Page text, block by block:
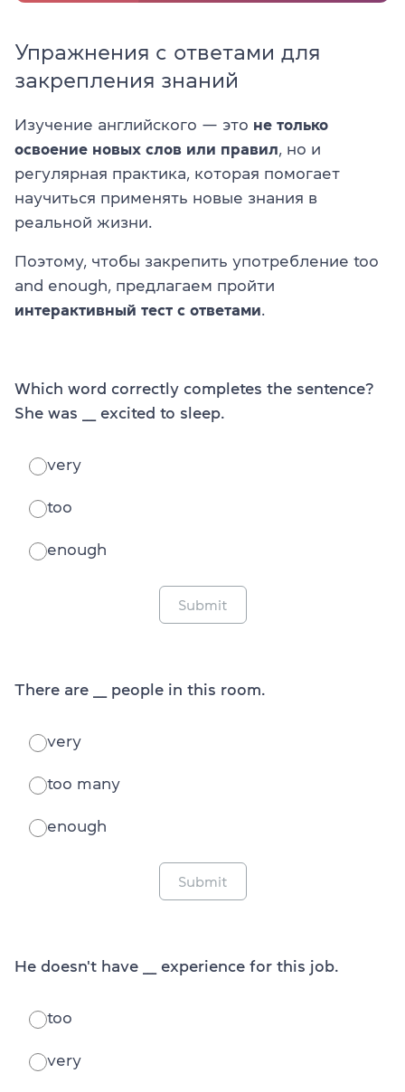
Упражнения с ответами для
закрепления знаний
Изучение английского — это не только
освоение новых слов или правил , но и
регулярная практика, которая помогает
научиться применять новые знания в
реальной жизни.
Поэтому, чтобы закрепить употребление too
and enough, предлагаем пройти
интерактивный тест с ответами
Which word correctly completes the sentence?
She was ___ excited to sleep.
very
too
enough
Submit
There are ___ people in this room.
very
too many
enough
Submit
He doesn't have ___ experience for this job.
too
very